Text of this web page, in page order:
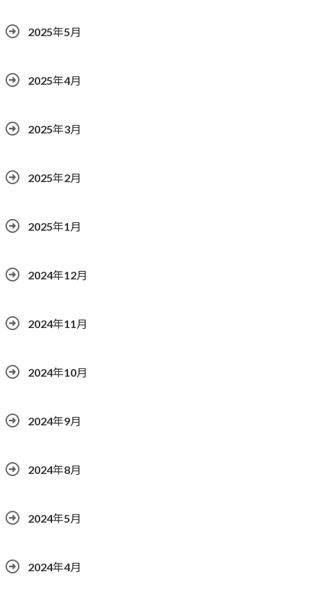
2025年5月
2025年4月
2025年3月
2025年2月
2025年1月
2024年12月
2024年11月
2024年10月
2024年9月
2024年8月
2024年5月
2024年4月